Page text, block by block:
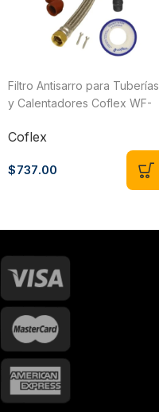
Filtro Antisarro para Tuberías
y Calentadores Coflex WF-
Coflex
$737.00